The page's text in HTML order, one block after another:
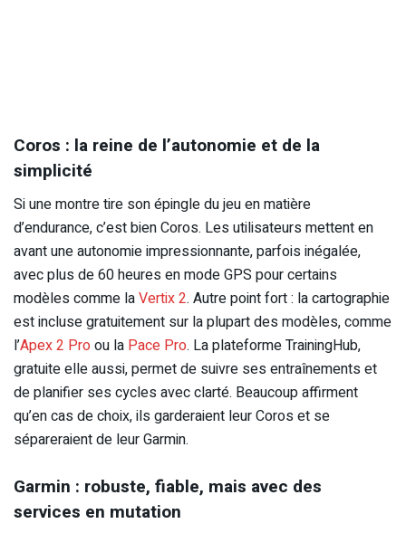
Coros : la reine de l’autonomie et de la
simplicité
Si une montre tire son épingle du jeu en matière
d’endurance, c’est bien Coros. Les utilisateurs mettent en
avant une autonomie impressionnante, parfois inégalée,
avec plus de 60 heures en mode GPS pour certains
modèles comme laVertix 2. Autre point fort : la cartographie
est incluse gratuitement sur la plupart des modèles, comme
l’Apex 2 Proou la Pace Pro. La plateforme TrainingHub,
gratuite elle aussi, permet de suivre ses entraînements et
de planifier ses cycles avec clarté. Beaucoup affirment
qu’en cas de choix, ils garderaient leur Coros et se
sépareraient de leur Garmin.
Garmin : robuste, fiable, mais avec des
services en mutation